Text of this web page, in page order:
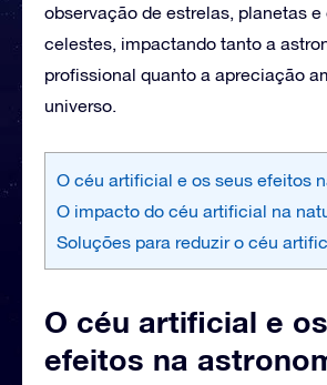
observação de estrelas, planetas
celestes, impactando tanto a
profissional quanto a apreciação
universo.
O céu artificial e os seus efeitos
O impacto do céu artificial na
Soluções para reduzir o céu
O céu artificial e
efeitos na